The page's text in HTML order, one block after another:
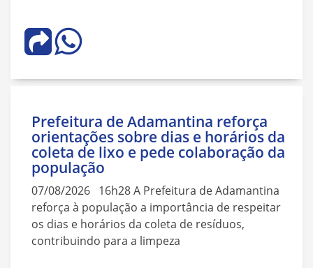
Prefeitura de Adamantina reforça
orientações sobre dias e horários da
coleta de lixo e pede colaboração da
população
07/08/2026 16h28 A Prefeitura de Adamantina
reforça à população a importância de respeitar
os dias e horários da coleta de resíduos,
contribuindo para a limpeza